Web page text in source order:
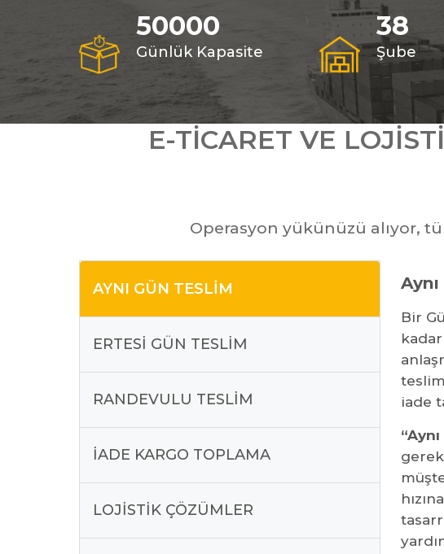
50000
Günlük Kapasite
38
Şube
E-TICARET VE
Operasyon yükünüzü alıyor,
AYNI GÜN TESLIM
ERTESI GÜN TESLIM
RANDEVULU TESLIM
İADE KARGO TOPLAMA
LOJISTIK ÇÖZÜMLER
Bir
kadar
iade
gerek